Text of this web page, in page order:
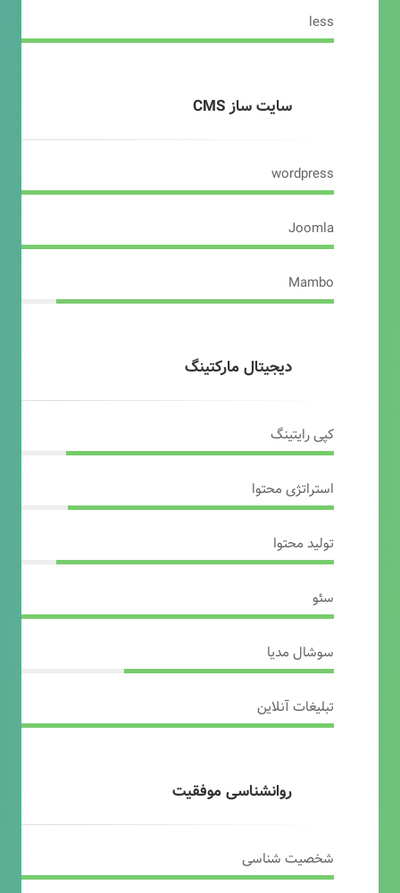
less
سایت ساز CMS
wordpress
Joomla
Mambo
دیجیتال مارکتینگ
کپی رایتینگ
استراتژی محتوا
تولید محتوا
سئو
سوشال مدیا
تبلیغات آنلاین
روانشناسی موفقیت
شخصیت شناسی